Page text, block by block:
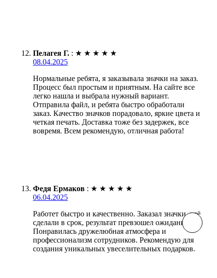
Пелагея Г. : ★ ★ ★ ★ ★
08.04.2025
Нормальные ребята, я заказывала значки на заказ.
Процесс был простым и приятным. На сайте все
легко нашла и выбрала нужный вариант.
Отправила файл, и ребята быстро обработали
заказ. Качество значков порадовало, яркие цвета и
четкая печать. Доставка тоже без задержек, все
вовремя. Всем рекомендую, отличная работа!
Федя Ермаков : ★ ★ ★ ★ ★
06.04.2025
Работет быстро и качественно. Заказал значки, всё
сделали в срок, результат превзошел ожидания.
Понравилась дружелюбная атмосфера и
профессионализм сотрудников. Рекомендую для
создания уникальных увеселительных подарков.